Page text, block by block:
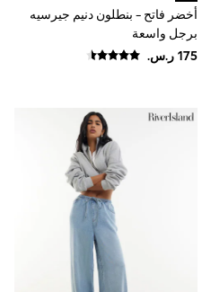
أخضر فاتح - بنطلون دنيم جيرسيه
برجل واسعة